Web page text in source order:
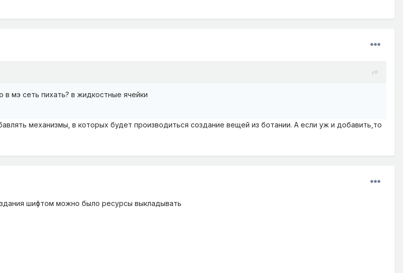
мэ сеть пихать? в жидкостные ячейки
механизмы, в которых будет производиться создание вещей из ботании. А если уж и добавить,то
шифтом можно было ресурсы выкладывать